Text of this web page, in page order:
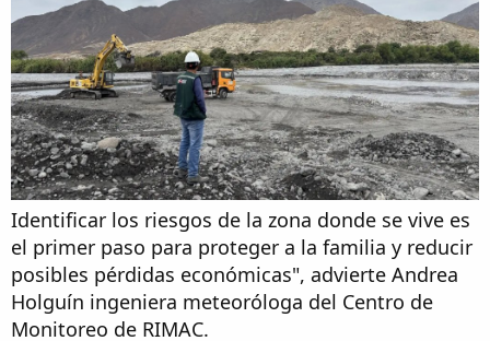
Identificar los riesgos de la zona donde se vive es
el primer paso para proteger a la familia y reducir
posibles pérdidas económicas", advierte Andrea
Holguín ingeniera meteoróloga del Centro de
Monitoreo de RIMAC.